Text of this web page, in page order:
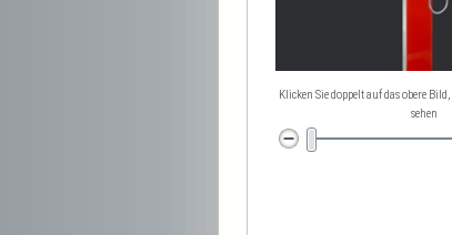
Klicken Sie doppelt auf das obere
sehen